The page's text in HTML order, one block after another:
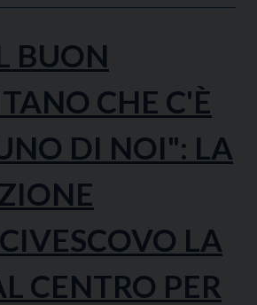
BUON
CHE C'È
DI NOI": LA
LA
CENTRO PER